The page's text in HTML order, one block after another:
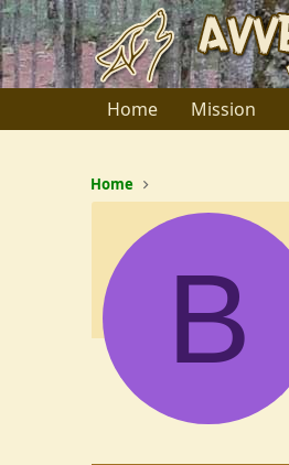
Home Mission
Home
B